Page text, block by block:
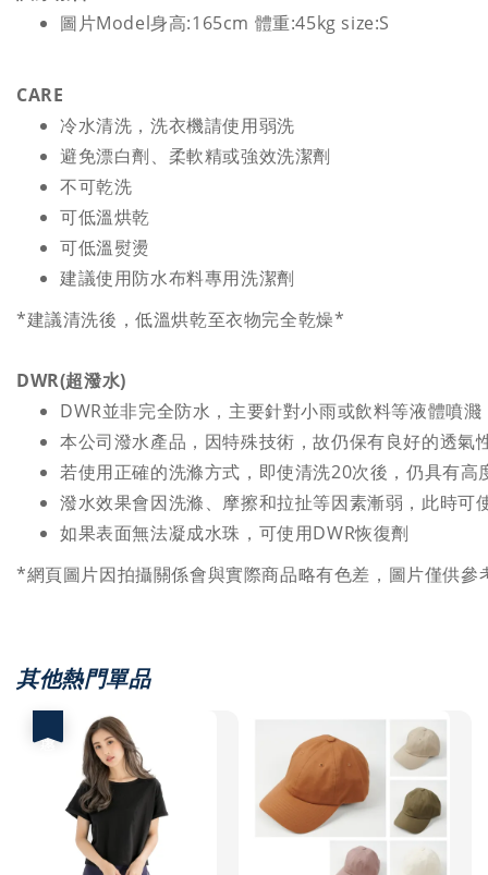
圖片Model身高:165cm 體重:45kg size:S
CARE
冷水清洗，洗衣機請使用弱洗
避免漂白劑、柔軟精或強效洗潔劑
不可乾洗
可低溫烘乾
可低溫熨燙
建議使用防水布料專用洗潔劑
*建議清洗後，低溫烘乾至衣物完全乾燥*
DWR(超潑水)
DWR並非完全防水，主要針對小雨或飲料等液體噴
本公司潑水產品，因特殊技術，故仍保有良好的透氣
若使用正確的洗滌方式，即使清洗20次後，仍具有高
潑水效果會因洗滌、摩擦和拉扯等因素漸弱，此時
如果表面無法凝成水珠，可使用DWR恢復劑
*網頁圖片因拍攝關係會與實際商品略有色差，圖片僅供
其他熱門單品